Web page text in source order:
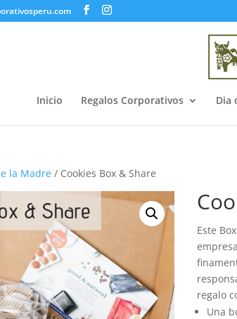
Inicio Regalos Corporativos Dia
la Madre / Cookies Box & Share
Este
regalo
Una